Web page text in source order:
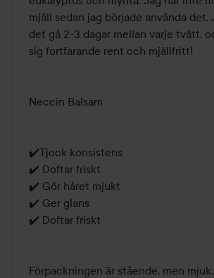
mjäll sedan jag började använda det.
det gå 2-3 dagar mellan varje tvätt,
sig fortfarande rent och mjällfritt!
Neccin Balsam
✔️Tjock konsistens
✔️ Doftar friskt
✔️ Gör håret mjukt
✔️ Ger glans
✔️ Doftar friskt
Förpackningen är stående, men